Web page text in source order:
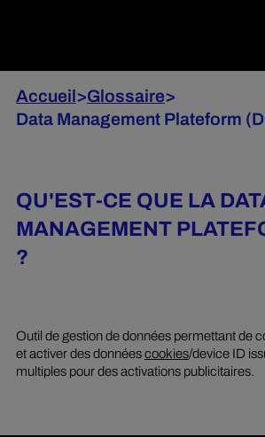
Accueil >Glossaire>
Data Management Plateform
QU'EST-CE QUE LA
MANAGEMENT
?
Outil de gestion de données permettant de
et activer des donnéescookies/device ID
multiples pour des activations publicitaires.